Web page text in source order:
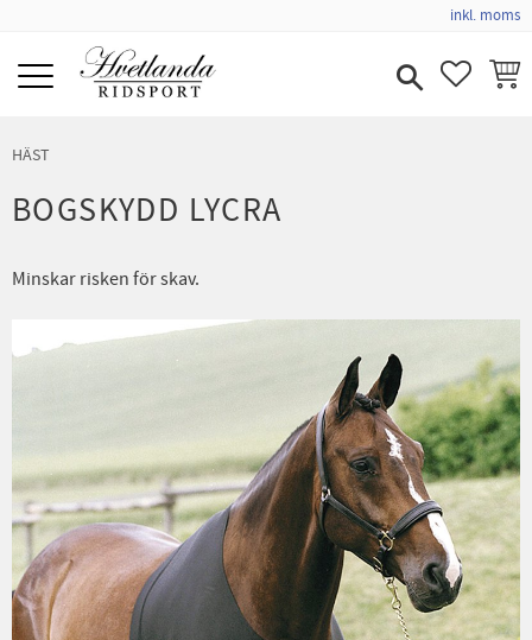
inkl. moms
HÄST
BOGSKYDD LYCRA
Minskar risken för skav.